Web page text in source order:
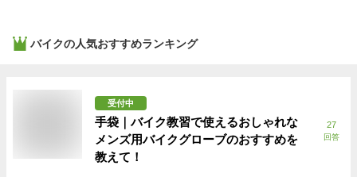
バイクの人気おすすめランキング
受付中
手袋｜バイク教習で使えるおしゃれな
メンズ用バイクグローブのおすすめを
教えて！
27
回答